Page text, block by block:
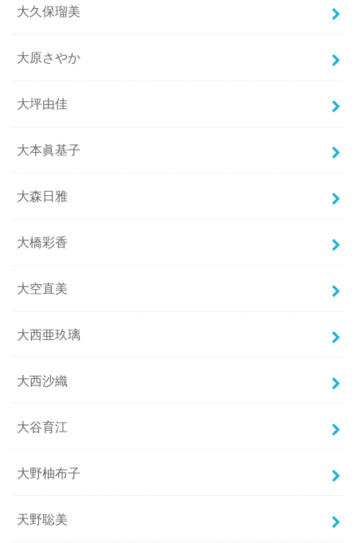
大久保瑠美
大原さやか
大坪由佳
大本眞基子
大森日雅
大橋彩香
大空直美
大西亜玖璃
大西沙織
大谷育江
大野柚布子
天野聡美